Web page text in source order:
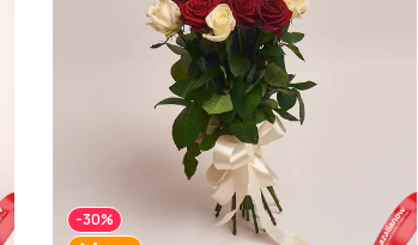
-30%